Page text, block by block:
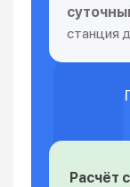
станция
Расчёт